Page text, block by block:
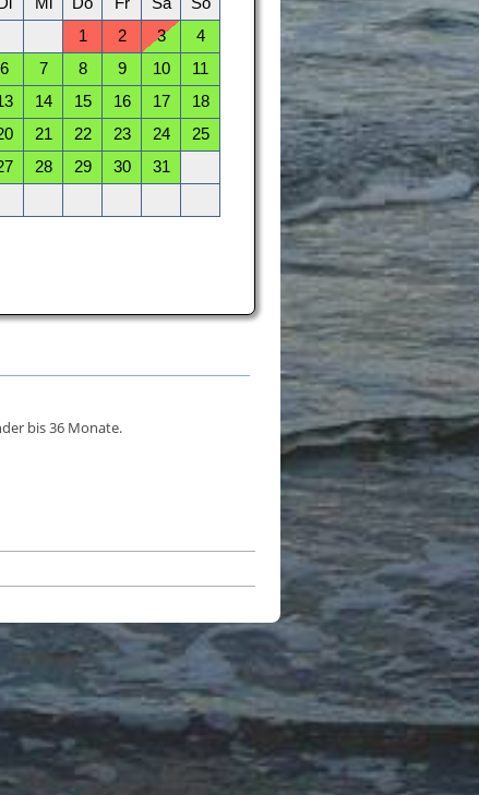
bis 36 Monate.